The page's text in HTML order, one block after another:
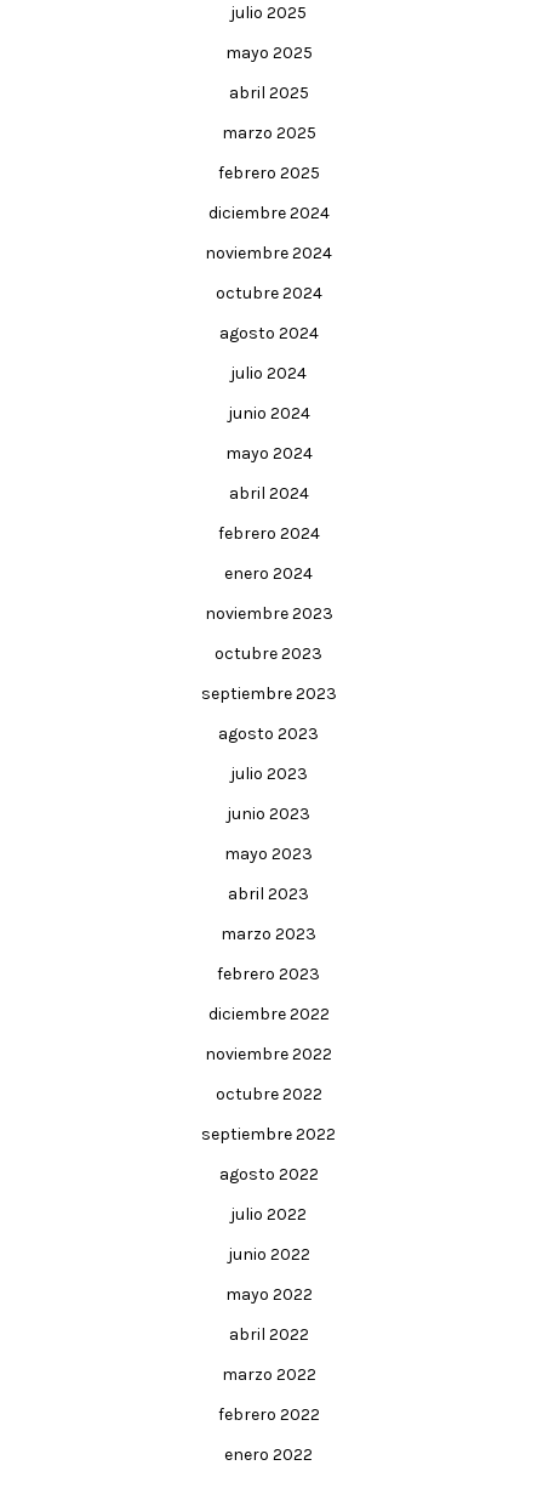
julio 2025
mayo 2025
abril 2025
marzo 2025
febrero 2025
diciembre 2024
noviembre 2024
octubre 2024
agosto 2024
julio 2024
junio 2024
mayo 2024
abril 2024
febrero 2024
enero 2024
noviembre 2023
octubre 2023
septiembre 2023
agosto 2023
julio 2023
junio 2023
mayo 2023
abril 2023
marzo 2023
febrero 2023
diciembre 2022
noviembre 2022
octubre 2022
septiembre 2022
agosto 2022
julio 2022
junio 2022
mayo 2022
abril 2022
marzo 2022
febrero 2022
enero 2022